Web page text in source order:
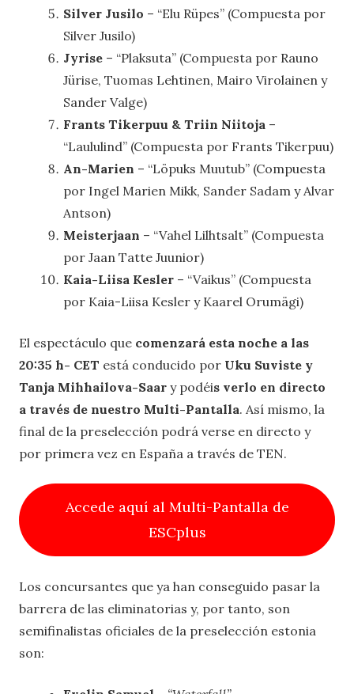
Silver Jusilo – “Elu Rüpes” (Compuesta por
Silver Jusilo)
Jyrise – “Plaksuta” (Compuesta por Rauno
Jürise, Tuomas Lehtinen, Mairo Virolainen y
Sander Valge)
Frants Tikerpuu & Triin Niitoja –
“Laululind” (Compuesta por Frants Tikerpuu)
An-Marien – “Löpuks Muutub” (Compuesta
por Ingel Marien Mikk, Sander Sadam y Alvar
Antson)
Meisterjaan – “Vahel Lilhtsalt” (Compuesta
por Jaan Tatte Juunior)
Kaia-Liisa Kesler – “Vaikus” (Compuesta
por Kaia-Liisa Kesler y Kaarel Orumägi)
El espectáculo que comenzará esta noche a las
20:35 h- CET está conducido por Uku Suviste y
Tanja Mihhailova-Saar y podéis verlo en directo
a través de nuestro Multi-Pantalla. Así mismo, la
final de la preselección podrá verse en directo y
por primera vez en España a través de TEN.
Accede aquí al Multi-Pantalla de
ESCplus
Los concursantes que ya han conseguido pasar la
barrera de las eliminatorias y, por tanto, son
semifinalistas oficiales de la preselección estonia
son: